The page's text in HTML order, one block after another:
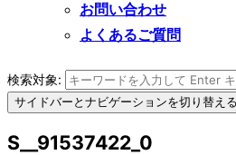
お問い合わせ
よくあるご質問
検索対象:
サイドバーとナビゲーションを切り替える
S__91537422_0